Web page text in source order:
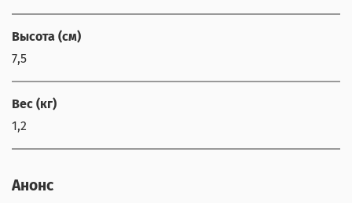
Высота (см)
7,5
Вес (кг)
1,2
Анонс